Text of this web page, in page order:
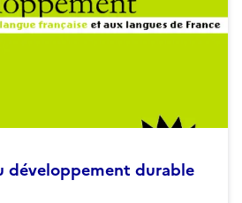
développement durable